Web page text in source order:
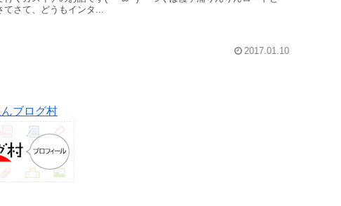
てさて、どうもインタ...
2017.01.10
ブログ村